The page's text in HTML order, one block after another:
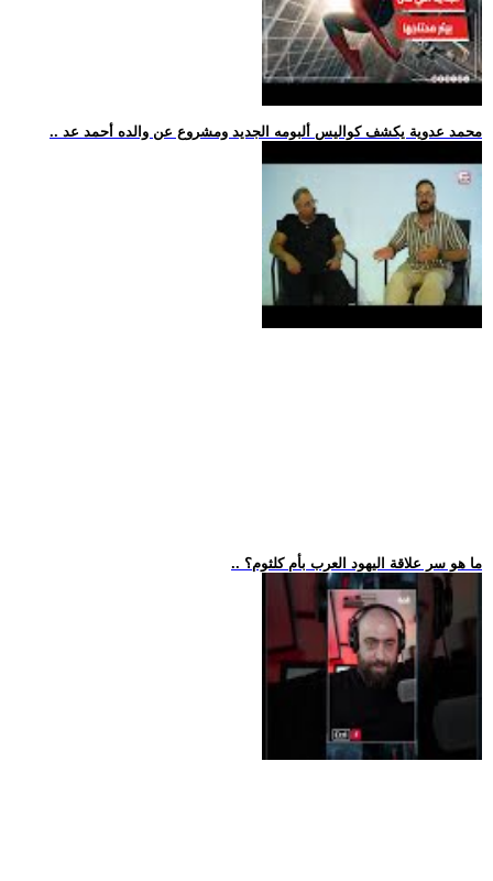
.. محمد عدوية يكشف كواليس ألبومه الجديد ومشروع عن والده أحمد عد
.. ما هو سر علاقة اليهود العرب بأم كلثوم؟